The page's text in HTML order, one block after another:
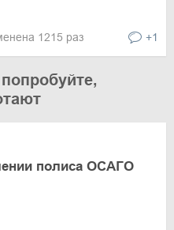
1215 раз +1
полиса ОСАГО